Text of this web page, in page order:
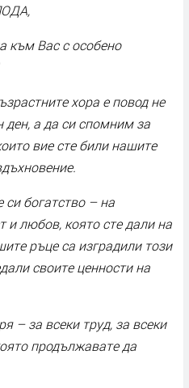
към Вас с особено
хора е повод не
ден, а да си спомним за
вие сте били нашите
си богатство – на
и любов, която сте дали на
ръце са изградили този
своите ценности на
– за всеки труд, за всеки
продължавате да